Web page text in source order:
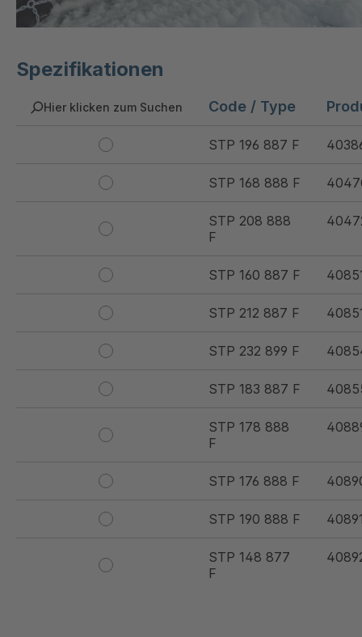
Spezifikationen
Hier klicken zum Suchen Code / Type
STP 196 887 F
STP 168 888 F
STP 208 888
F
STP 160 887 F
STP 212 887 F
STP 232 899 F
STP 183 887 F
STP 178 888
F
STP 176 888 F
STP 190 888 F
STP 148 877
F